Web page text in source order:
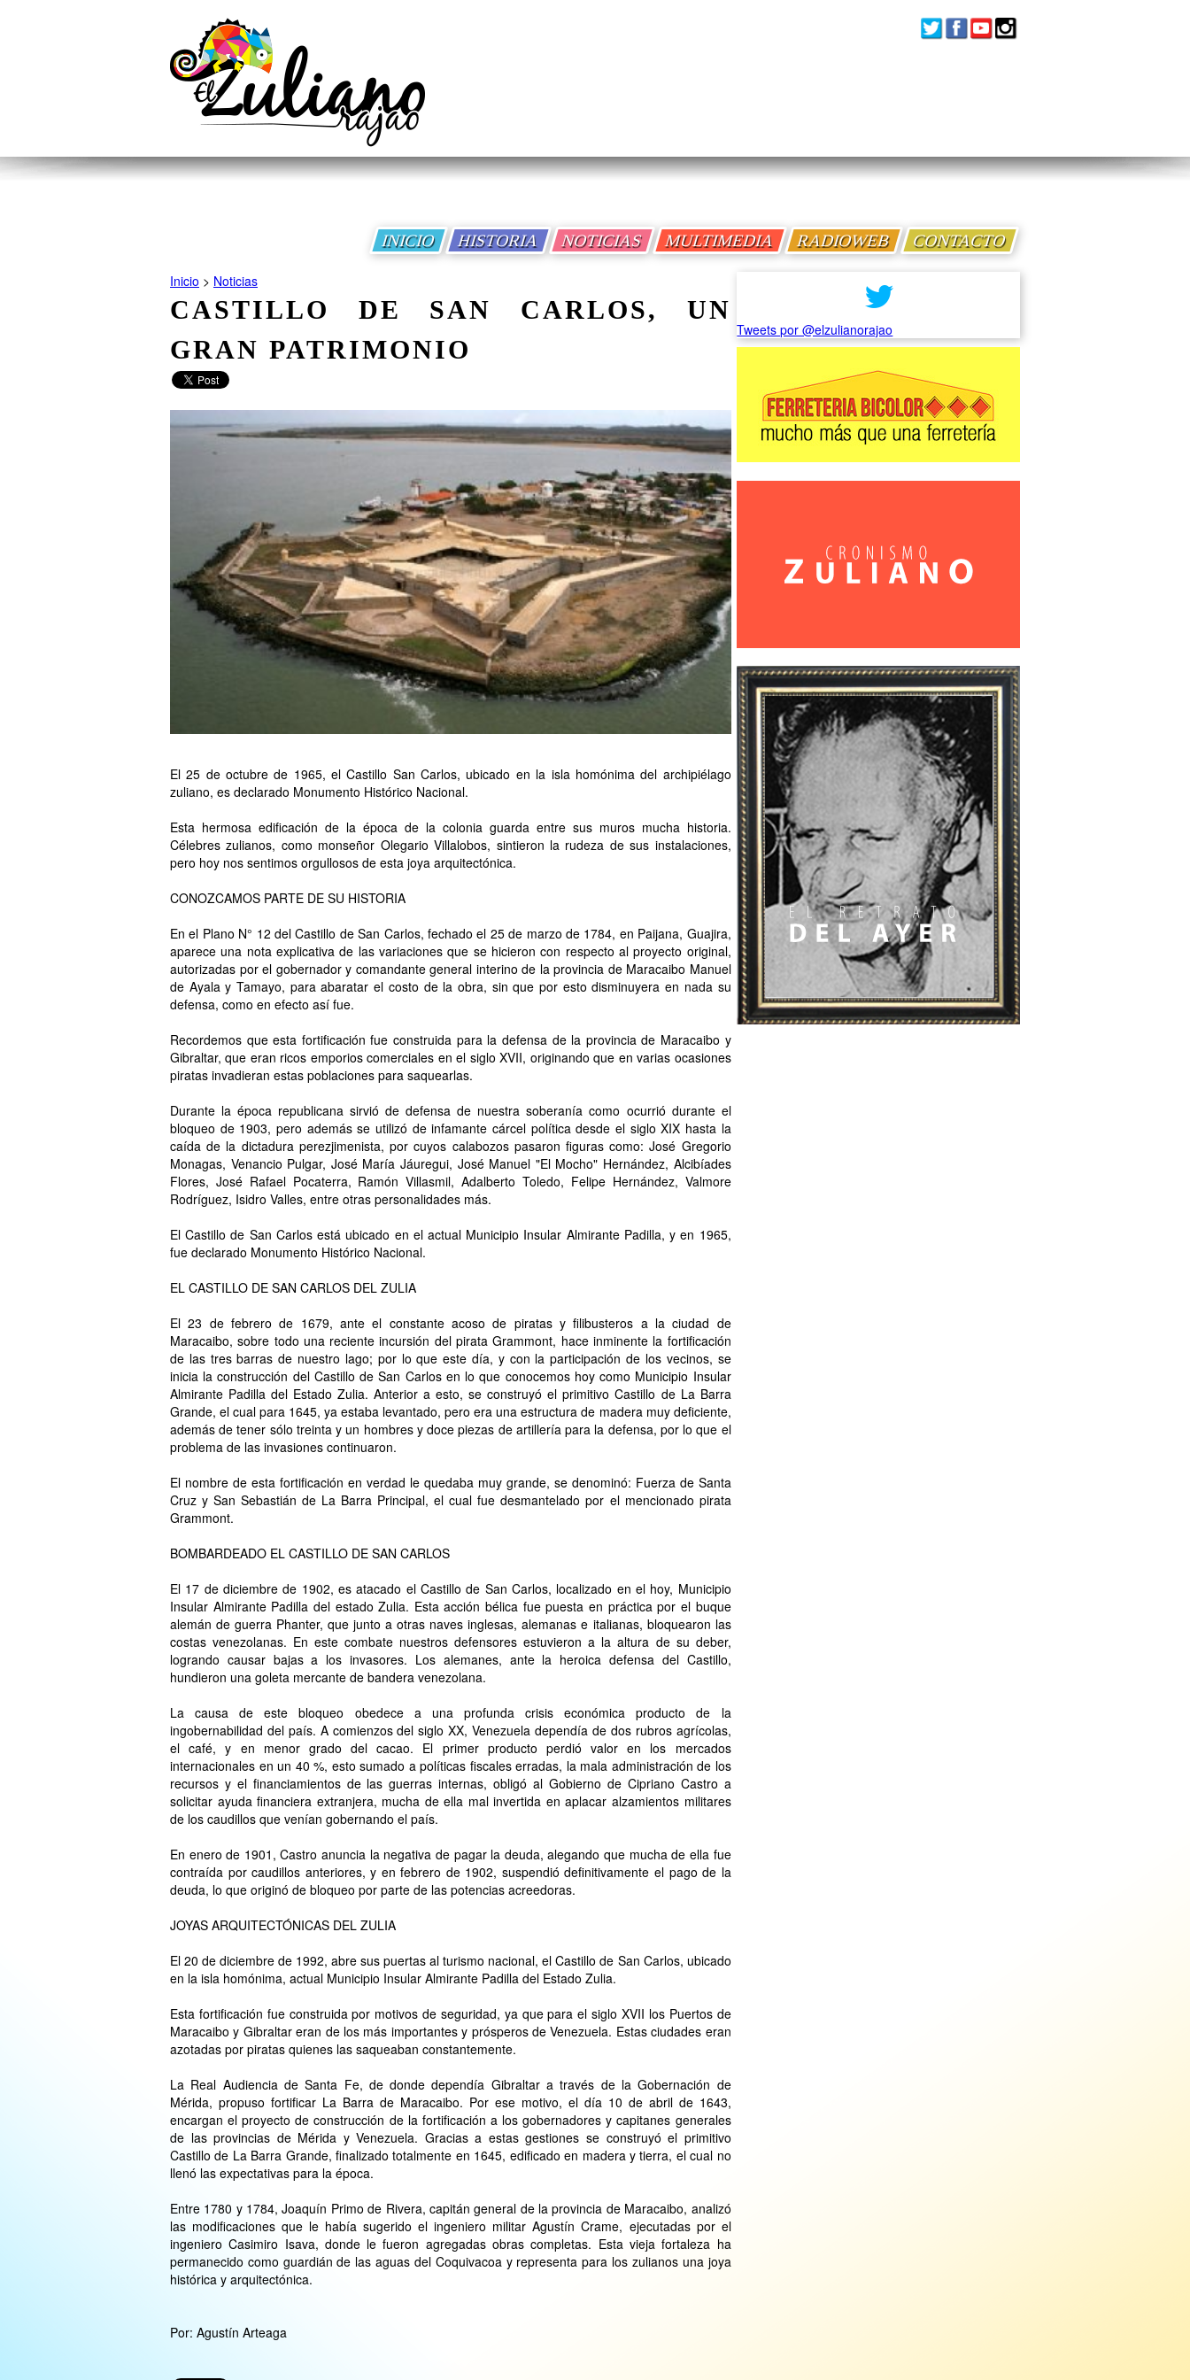
INICIO HISTORIA NOTICIAS MULTIMEDIA RADIOWEB CONTACTO
Inicio > Noticias
CASTILLO DE SAN CARLOS, UN
GRAN PATRIMONIO
El 25 de octubre de 1965, el Castillo San Carlos, ubicado en la isla homónima del archipiélago
zuliano, es declarado Monumento Histórico Nacional.
Esta hermosa edificación de la época de la colonia guarda entre sus muros mucha historia.
Célebres zulianos, como monseñor Olegario Villalobos, sintieron la rudeza de sus instalaciones,
pero hoy nos sentimos orgullosos de esta joya arquitectónica.
CONOZCAMOS PARTE DE SU HISTORIA
En el Plano N° 12 del Castillo de San Carlos, fechado el 25 de marzo de 1784, en Paijana, Guajira,
aparece una nota explicativa de las variaciones que se hicieron con respecto al proyecto original,
autorizadas por el gobernador y comandante general interino de la provincia de Maracaibo Manuel
de Ayala y Tamayo, para abaratar el costo de la obra, sin que por esto disminuyera en nada su
defensa, como en efecto así fue.
Recordemos que esta fortificación fue construida para la defensa de la provincia de Maracaibo y
Gibraltar, que eran ricos emporios comerciales en el siglo XVII, originando que en varias ocasiones
piratas invadieran estas poblaciones para saquearlas.
Durante la época republicana sirvió de defensa de nuestra soberanía como ocurrió durante el
bloqueo de 1903, pero además se utilizó de infamante cárcel política desde el siglo XIX hasta la
caída de la dictadura perezjimenista, por cuyos calabozos pasaron figuras como: José Gregorio
Monagas, Venancio Pulgar, José María Jáuregui, José Manuel "El Mocho" Hernández, Alcibíades
Flores, José Rafael Pocaterra, Ramón Villasmil, Adalberto Toledo, Felipe Hernández, Valmore
Rodríguez, Isidro Valles, entre otras personalidades más.
El Castillo de San Carlos está ubicado en el actual Municipio Insular Almirante Padilla, y en 1965,
fue declarado Monumento Histórico Nacional.
EL CASTILLO DE SAN CARLOS DEL ZULIA
El 23 de febrero de 1679, ante el constante acoso de piratas y filibusteros a la ciudad de
Maracaibo, sobre todo una reciente incursión del pirata Grammont, hace inminente la fortificación
de las tres barras de nuestro lago; por lo que este día, y con la participación de los vecinos, se
inicia la construcción del Castillo de San Carlos en lo que conocemos hoy como Municipio Insular
Almirante Padilla del Estado Zulia. Anterior a esto, se construyó el primitivo Castillo de La Barra
Grande, el cual para 1645, ya estaba levantado, pero era una estructura de madera muy deficiente,
además de tener sólo treinta y un hombres y doce piezas de artillería para la defensa, por lo que el
problema de las invasiones continuaron.
El nombre de esta fortificación en verdad le quedaba muy grande, se denominó: Fuerza de Santa
Cruz y San Sebastián de La Barra Principal, el cual fue desmantelado por el mencionado pirata
Grammont.
BOMBARDEADO EL CASTILLO DE SAN CARLOS
El 17 de diciembre de 1902, es atacado el Castillo de San Carlos, localizado en el hoy, Municipio
Insular Almirante Padilla del estado Zulia. Esta acción bélica fue puesta en práctica por el buque
alemán de guerra Phanter, que junto a otras naves inglesas, alemanas e italianas, bloquearon las
costas venezolanas. En este combate nuestros defensores estuvieron a la altura de su deber,
logrando causar bajas a los invasores. Los alemanes, ante la heroica defensa del Castillo,
hundieron una goleta mercante de bandera venezolana.
La causa de este bloqueo obedece a una profunda crisis económica producto de la
ingobernabilidad del país. A comienzos del siglo XX, Venezuela dependía de dos rubros agrícolas,
el café, y en menor grado del cacao. El primer producto perdió valor en los mercados
internacionales en un 40 %, esto sumado a políticas fiscales erradas, la mala administración de los
recursos y el financiamientos de las guerras internas, obligó al Gobierno de Cipriano Castro a
solicitar ayuda financiera extranjera, mucha de ella mal invertida en aplacar alzamientos militares
de los caudillos que venían gobernando el país.
En enero de 1901, Castro anuncia la negativa de pagar la deuda, alegando que mucha de ella fue
contraída por caudillos anteriores, y en febrero de 1902, suspendió definitivamente el pago de la
deuda, lo que originó de bloqueo por parte de las potencias acreedoras.
JOYAS ARQUITECTÓNICAS DEL ZULIA
El 20 de diciembre de 1992, abre sus puertas al turismo nacional, el Castillo de San Carlos, ubicado
en la isla homónima, actual Municipio Insular Almirante Padilla del Estado Zulia.
Esta fortificación fue construida por motivos de seguridad, ya que para el siglo XVII los Puertos de
Maracaibo y Gibraltar eran de los más importantes y prósperos de Venezuela. Estas ciudades eran
azotadas por piratas quienes las saqueaban constantemente.
La Real Audiencia de Santa Fe, de donde dependía Gibraltar a través de la Gobernación de
Mérida, propuso fortificar La Barra de Maracaibo. Por ese motivo, el día 10 de abril de 1643,
encargan el proyecto de construcción de la fortificación a los gobernadores y capitanes generales
de las provincias de Mérida y Venezuela. Gracias a estas gestiones se construyó el primitivo
Castillo de La Barra Grande, finalizado totalmente en 1645, edificado en madera y tierra, el cual no
llenó las expectativas para la época.
Entre 1780 y 1784, Joaquín Primo de Rivera, capitán general de la provincia de Maracaibo, analizó
las modificaciones que le había sugerido el ingeniero militar Agustín Crame, ejecutadas por el
ingeniero Casimiro Isava, donde le fueron agregadas obras completas. Esta vieja fortaleza ha
permanecido como guardián de las aguas del Coquivacoa y representa para los zulianos una joya
histórica y arquitectónica.
Por: Agustín Arteaga
Tweets por @elzulianorajao